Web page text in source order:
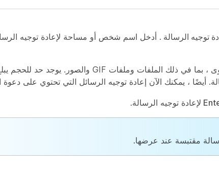
توجيه الرسالة . أدخل اسم شخص أو مساحة لإعادة توجيه
لإعادة توجيه الرسالة.
مقتبسة عند عرضها.